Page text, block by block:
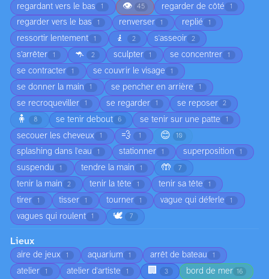
regardant vers le bas 1 👁️ 45 regarder de côté 1
regarder vers le bas 1 renverser 1 replié 1
ressortir lentement 1 🧎 2 s'asseoir 2
s’arrêter 1 🦘 2 sculpter 1 se concentrer 1
se contracter 1 se couvrir le visage 1
se donner la main 1 se pencher en arrière 1
se recroqueviller 1 se regarder 1 se reposer 2
🧍 8 se tenir debout 6 se tenir sur une patte 1
secouer les cheveux 1 💨 1 😊 10
splashing dans l'eau 1 stationner 1 superposition 1
suspendu 1 tendre la main 1 🤲 7
tenir la main 2 tenir la tête 1 tenir sa tête 1
tirer 1 tisser 1 tourner 1 vague qui déferle 1
vagues qui roulent 1 🕊️ 7
Lieux
aire de jeux 1 aquarium 1 arrêt de bateau 1
atelier 1 atelier d'artiste 1 🏢 3 bord de mer 16